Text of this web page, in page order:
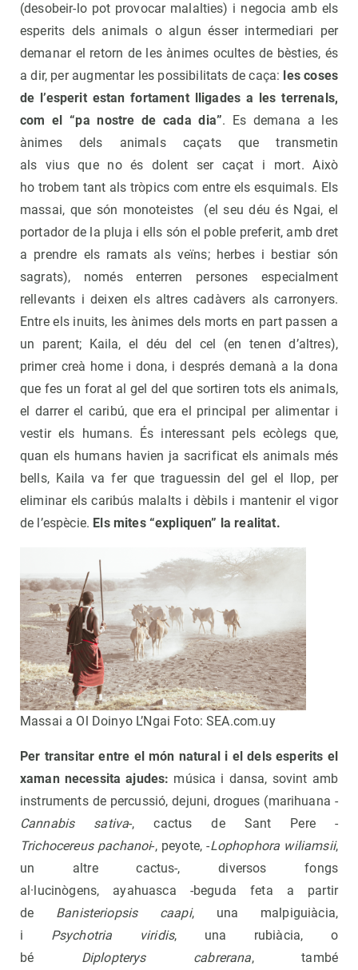
(desobeir-lo pot provocar malalties) i negocia amb els
esperits dels animals o algun ésser intermediari per
demanar el retorn de les ànimes ocultes de bèsties, és
a dir, per augmentar les possibilitats de caça: les coses
de l’esperit estan fortament lligades a les terrenals,
com el “pa nostre de cada dia”. Es demana a les
ànimes dels animals caçats que transmetin
als vius que no és dolent ser caçat i mort. Això
ho trobem tant als tròpics com entre els esquimals. Els
massai, que són monoteistes (el seu déu és Ngai, el
portador de la pluja i ells són el poble preferit, amb dret
a prendre els ramats als veïns; herbes i bestiar són
sagrats), només enterren persones especialment
rellevants i deixen els altres cadàvers als carronyers.
Entre els inuits, les ànimes dels morts en part passen a
un parent; Kaila, el déu del cel (en tenen d’altres),
primer creà home i dona, i després demanà a la dona
que fes un forat al gel del que sortiren tots els animals,
el darrer el caribú, que era el principal per alimentar i
vestir els humans. És interessant pels ecòlegs que,
quan els humans havien ja sacrificat els animals més
bells, Kaila va fer que traguessin del gel el llop, per
eliminar els caribús malalts i dèbils i mantenir el vigor
de l’espècie. Els mites “expliquen” la realitat.
Massai a Ol Doinyo L’Ngai Foto: SEA.com.uy
Per transitar entre el món natural i el dels esperits el
xaman necessita ajudes: música i dansa, sovint amb
instruments de percussió, dejuni, drogues (marihuana -
Cannabis sativa-, cactus de Sant Pere -
Trichocereus pachanoi-, peyote, -Lophophora wiliamsii,
un altre cactus-, diversos fongs
al·lucinògens, ayahuasca -beguda feta a partir
de Banisteriopsis caapi, una malpiguiàcia,
i Psychotria viridis, una rubiàcia, o
bé Diplopterys cabrerana, també